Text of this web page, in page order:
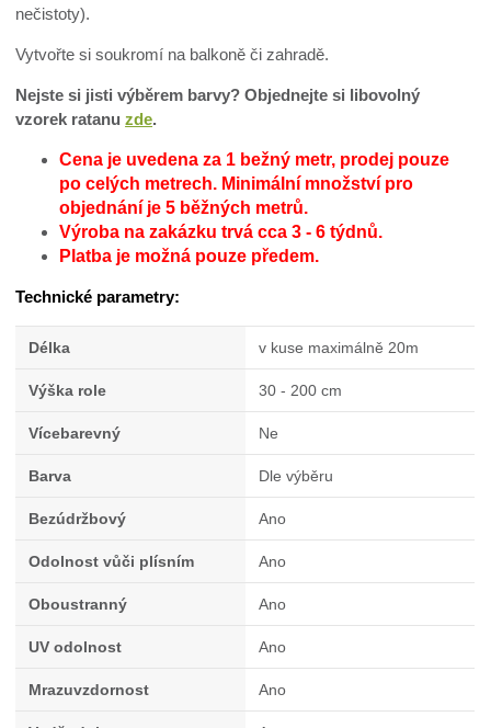
nečistoty).
Vytvořte si soukromí na balkoně či zahradě.
Nejste si jisti výběrem barvy? Objednejte si libovolný
vzorek ratanuzde.
Cena je uvedena za 1 bežný metr, prodej pouze
po celých metrech. Minimální množství pro
objednání je 5 běžných metrů.
Výroba na zakázku trvá cca 3 - 6 týdnů.
Platba je možná pouze předem.
Technické parametry:
Délka v kuse maximálně 20m
Výška role 30 - 200 cm
Vícebarevný Ne
Barva Dle výběru
Bezúdržbový Ano
Odolnost vůči plísním Ano
Oboustranný Ano
UV odolnost Ano
Mrazuvzdornost Ano